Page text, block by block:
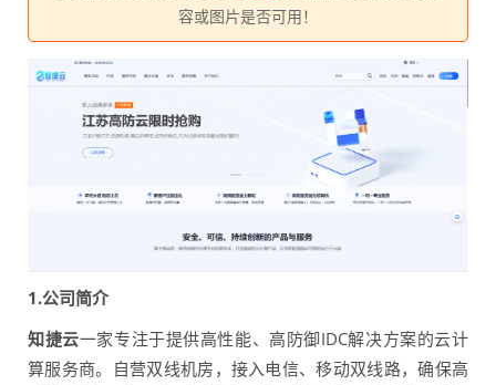
容或图片是否可用！
1.公司简介
知捷云一家专注于提供高性能、高防御IDC解决方案的云计
算服务商。自营双线机房，接入电信、移动双线路，确保高